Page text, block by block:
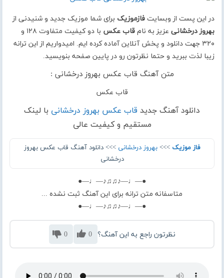
در این پست از وبسایتفازموزیک برای شما موزیک جدید و شنیدنی از
بهروز درخشانی عزیز به نامقاب عکس
با دو کیفیت متفاوت ۱۲۸ و
۳۲۰ جهت دانلود و پخش آنلاین آماده کرده ایم. امیدواریم از این ترانه
زیبا لذت ببرید و حتما نظرتون رو در پایین صفحه بنویسید.
متن آهنگ قاب عکس بهروز درخشانی :
قاب عکس
دانلود آهنگ جدید قاب عکس بهروز درخشانی با لینک
مستقیم و کیفیت عالی
فاز موزیک >>>بهروز درخشانی >>> دانلود آهنگ قاب عکس بهروز
درخشانی
●—♩—♪♫♫♪—♩—●
متاسفانه متن ترانه برای این آهنگ ثبت نشده ...
●—♩—♪♫♫♪—♩—●
نظرتون راجع به این آهنگ؟ 0
0